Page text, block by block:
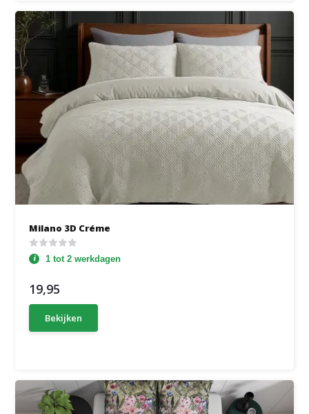
Milano 3D Créme
1 tot 2 werkdagen
19,95
Bekijken